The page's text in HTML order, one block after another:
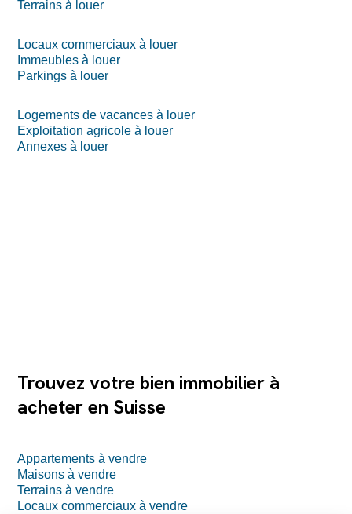
Terrains à louer
Locaux commerciaux à louer
Immeubles à louer
Parkings à louer
Logements de vacances à louer
Exploitation agricole à louer
Annexes à louer
Trouvez votre bien immobilier à
acheter en Suisse
Appartements à vendre
Maisons à vendre
Terrains à vendre
Locaux commerciaux à vendre